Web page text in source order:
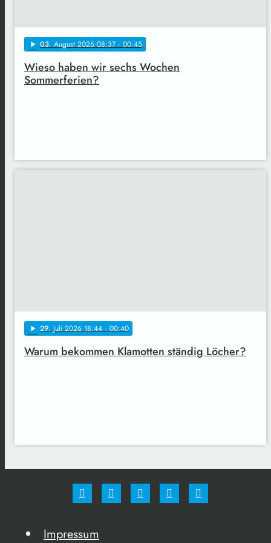
play_arrow 03. August 2026 08:37 · 00:45
Wieso haben wir sechs Wochen
Sommerferien?
play_arrow 29. Juli 2026 18:44 · 00:40
Warum bekommen Klamotten ständig Löcher?
Impressum